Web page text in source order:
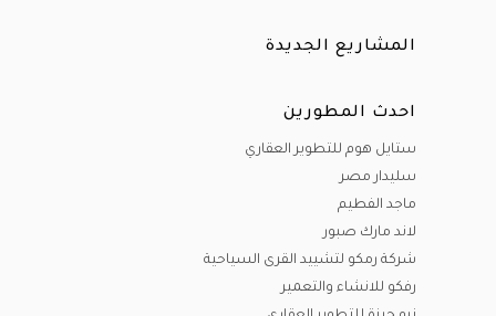
المشاريع الجديدة
احدث المطورين
ستايل هوم للتطوير العقاري
سليدار مصر
ماجد الفطيم
لاند مارك صبور
شركة رمكو لتشييد القرى السياحية
رفكو للانشاء والتعمير